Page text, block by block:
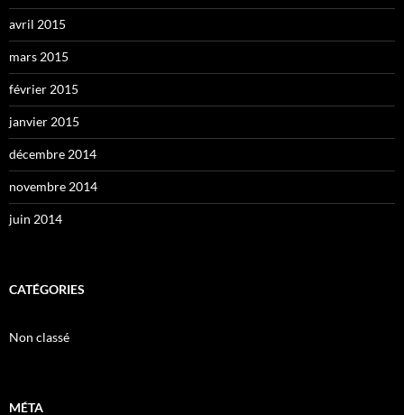
avril 2015
mars 2015
février 2015
janvier 2015
décembre 2014
novembre 2014
juin 2014
CATÉGORIES
Non classé
MÉTA